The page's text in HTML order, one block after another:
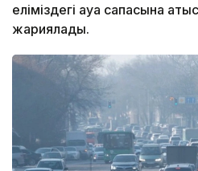
еліміздегі ауа сапасына
жариялады.